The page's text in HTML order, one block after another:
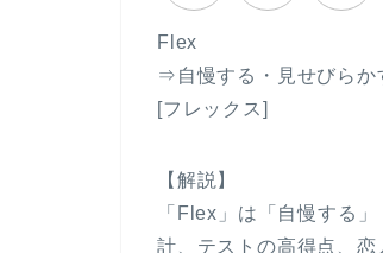
Flex
⇒自慢する・見せびらか
[フレックス]
【解説】
「Flex」は「自慢する
計、テストの高得点、恋